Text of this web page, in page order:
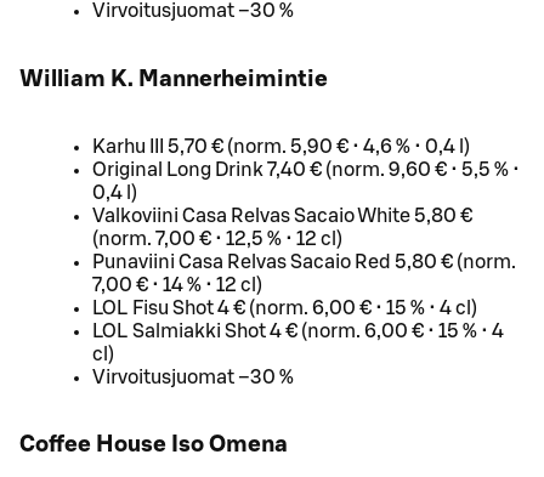
Virvoitusjuomat –30 %
William K. Mannerheimintie
Karhu III 5,70 € (norm. 5,90 € • 4,6 % • 0,4 l)
Original Long Drink 7,40 € (norm. 9,60 € • 5,5 % •
0,4 l)
Valkoviini Casa Relvas Sacaio White 5,80 €
(norm. 7,00 € • 12,5 % • 12 cl)
Punaviini Casa Relvas Sacaio Red 5,80 € (norm.
7,00 € • 14 % • 12 cl)
LOL Fisu Shot 4 € (norm. 6,00 € • 15 % • 4 cl)
LOL Salmiakki Shot 4 € (norm. 6,00 € • 15 % • 4
cl)
Virvoitusjuomat –30 %
Coffee House Iso Omena